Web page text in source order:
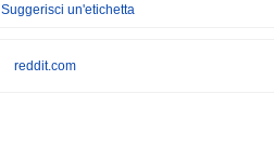
Suggerisci un'etichetta
reddit.com